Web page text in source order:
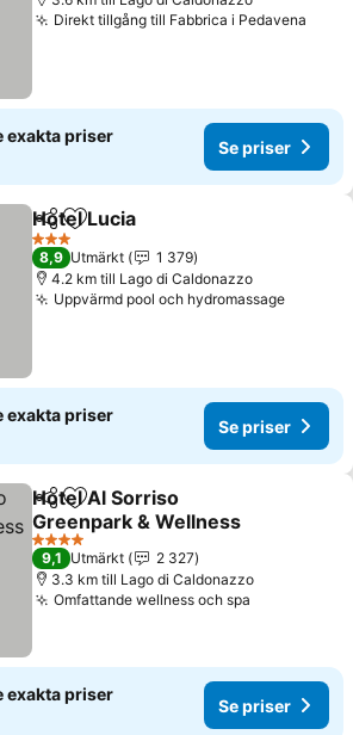
Direkt tillgång till Fabbrica i Pedavena
exakta priser
Se priser
Dela Lägg till i Mina Favoriter
Hotel Lucia
3 Stjärnor
8,9 Utmärkt
1 379
4.2 km till Lago di Caldonazzo
Uppvärmd pool och hydromassage
exakta priser
Se priser
Dela Lägg till i Mina Favoriter
Hotel Al Sorriso
Greenpark & Wellness
4 Stjärnor
9,1 Utmärkt
2 327
3.3 km till Lago di Caldonazzo
Omfattande wellness och spa
exakta priser
Se priser